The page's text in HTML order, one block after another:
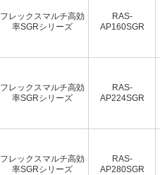
フレックスマルチ高効
率SGRシリーズ
RAS-
AP160SGR
フレックスマルチ高効
率SGRシリーズ
RAS-
AP224SGR
フレックスマルチ高効
率SGRシリーズ
RAS-
AP280SGR